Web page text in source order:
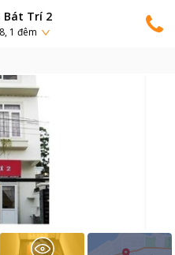
Bát Trí 2
1 đêm